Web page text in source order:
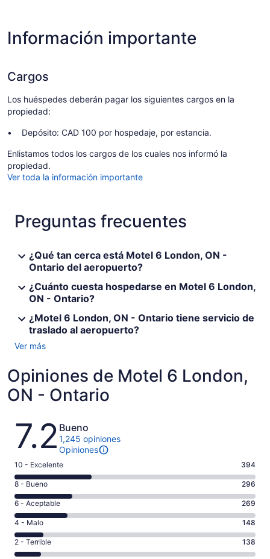
Información importante
Cargos
Los huéspedes deberán pagar los siguientes cargos en la
propiedad:
Depósito: CAD 100 por hospedaje, por estancia.
Enlistamos todos los cargos de los cuales nos informó la
propiedad.
Ver toda la información importante
Preguntas frecuentes
¿Qué tan cerca está Motel 6 London, ON -
Ontario del aeropuerto?
¿Cuánto cuesta hospedarse en Motel 6 London,
ON - Ontario?
¿Motel 6 London, ON - Ontario tiene servicio de
traslado al aeropuerto?
Ver más
Opiniones de Motel 6 London,
ON - Ontario
Opiniones
7.2 Bueno
1,245 opiniones
Opiniones
Puntuación
de
10,
es
decir,
Excelente.
Basada
en
10 - Excelente 394
Puntuación
de
8,
es
decir,
Bueno.
8 - Bueno 296
Puntuación
de
6,
es
decir,
6 - Aceptable 269
Puntuación
de
4,
4 - Malo 148
Puntuación
de
2 - Terrible 138